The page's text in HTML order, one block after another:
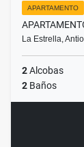
APARTAMENTO
La Estrella,
2Alcobas
2 Baños